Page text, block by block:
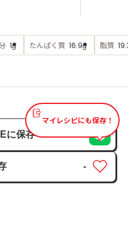
1g たんぱく質 16.9g 脂質
マイレシピにも保存！
に保存
-